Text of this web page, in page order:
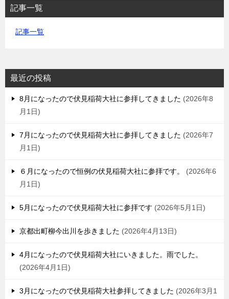
記事一覧
記事一覧
最近の投稿
8月になったので伏見稲荷大社に参拝してきました
2026年8
月1日
7月になったので伏見稲荷大社に参拝してきました
2026年7
月1日
６月になったので恒例の伏見稲荷大社に参拝です。
2026年6
月1日
5月になったので伏見稲荷大社に参拝です 2026年5月1日
京都出町柳今出川を歩きました 2026年4月13日
4月になったので伏見稲荷大社にいきました。雨でした。
2026年4月1日
3月になったので伏見稲荷大社参拝してきました
2026年3月1